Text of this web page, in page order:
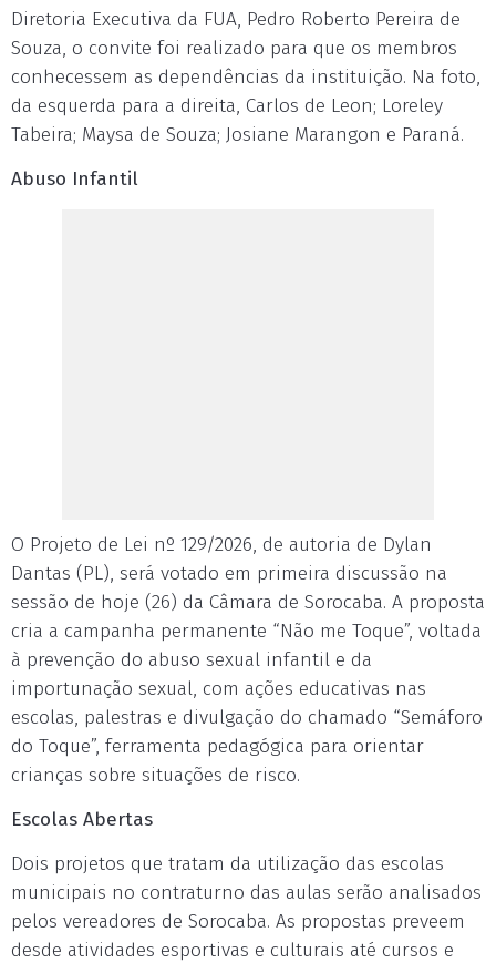
Diretoria Executiva da FUA, Pedro Roberto Pereira de
Souza, o convite foi realizado para que os membros
conhecessem as dependências da instituição. Na foto,
da esquerda para a direita, Carlos de Leon; Loreley
Tabeira; Maysa de Souza; Josiane Marangon e Paraná.
Abuso Infantil
O Projeto de Lei nº 129/2026, de autoria de Dylan
Dantas (PL), será votado em primeira discussão na
sessão de hoje (26) da Câmara de Sorocaba. A proposta
cria a campanha permanente “Não me Toque”, voltada
à prevenção do abuso sexual infantil e da
importunação sexual, com ações educativas nas
escolas, palestras e divulgação do chamado “Semáforo
do Toque”, ferramenta pedagógica para orientar
crianças sobre situações de risco.
Escolas Abertas
Dois projetos que tratam da utilização das escolas
municipais no contraturno das aulas serão analisados
pelos vereadores de Sorocaba. As propostas preveem
desde atividades esportivas e culturais até cursos e